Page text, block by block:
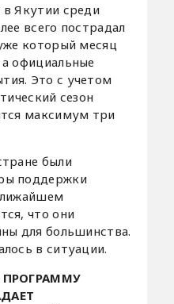
Якутии среди
всего пострадал
который месяц
официальные
Это с учетом
сезон
максимум три
были
поддержки
что они
для большинства.
в ситуации.
ПРОГРАММУ